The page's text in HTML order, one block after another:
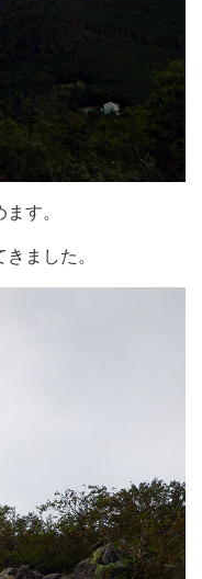
す。
ました。